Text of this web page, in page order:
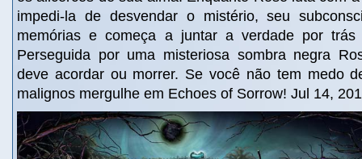
impedi-la de desvendar o mistério, seu
memórias e começa a juntar a verdade por trás
Perseguida por uma misteriosa sombra negra
deve acordar ou morrer. Se você não tem medo
malignos mergulhe em Echoes of Sorrow! Jul 14,